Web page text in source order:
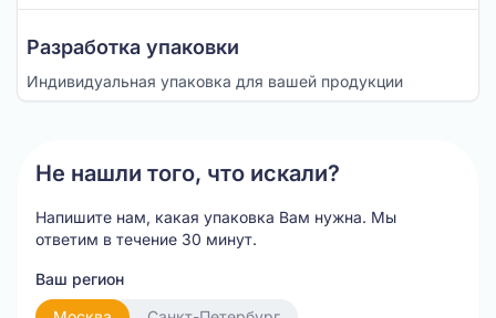
Разработка упаковки
Индивидуальная упаковка для вашей продукции
Не нашли того, что искали?
Напишите нам, какая упаковка Вам нужна. Мы
ответим в течение 30 минут.
Ваш регион